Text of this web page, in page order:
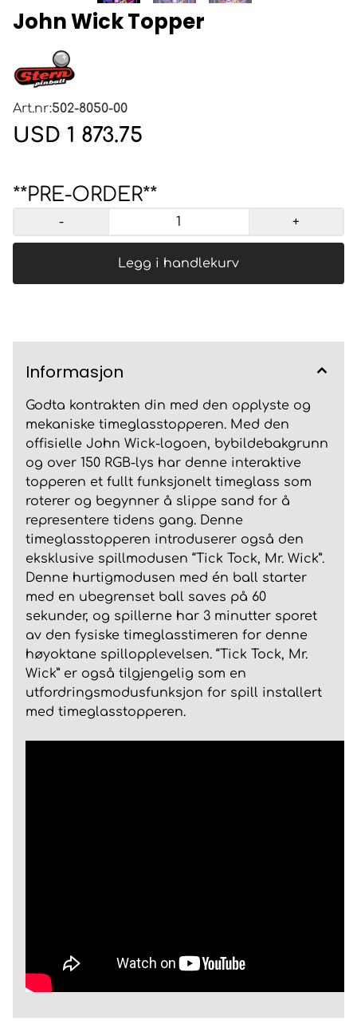
John Wick Topper
Art.nr:502-8050-00
USD 1 873.75
**PRE-ORDER**
- +
Legg i handlekurv
Informasjon
Godta kontrakten din med den opplyste og
mekaniske timeglasstopperen. Med den
offisielle John Wick-logoen, bybildebakgrunn
og over 150 RGB-lys har denne interaktive
topperen et fullt funksjonelt timeglass som
roterer og begynner å slippe sand for å
representere tidens gang. Denne
timeglasstopperen introduserer også den
eksklusive spillmodusen “Tick Tock, Mr. Wick”.
Denne hurtigmodusen med én ball starter
med en ubegrenset ball saves på 60
sekunder, og spillerne har 3 minutter sporet
av den fysiske timeglasstimeren for denne
høyoktane spillopplevelsen. “Tick Tock, Mr.
Wick” er også tilgjengelig som en
utfordringsmodusfunksjon for spill installert
med timeglasstopperen.